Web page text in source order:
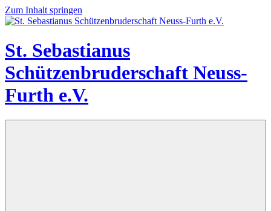
Zum Inhalt springen
St. Sebastianus
Schützenbruderschaft Neuss-
Furth e.V.